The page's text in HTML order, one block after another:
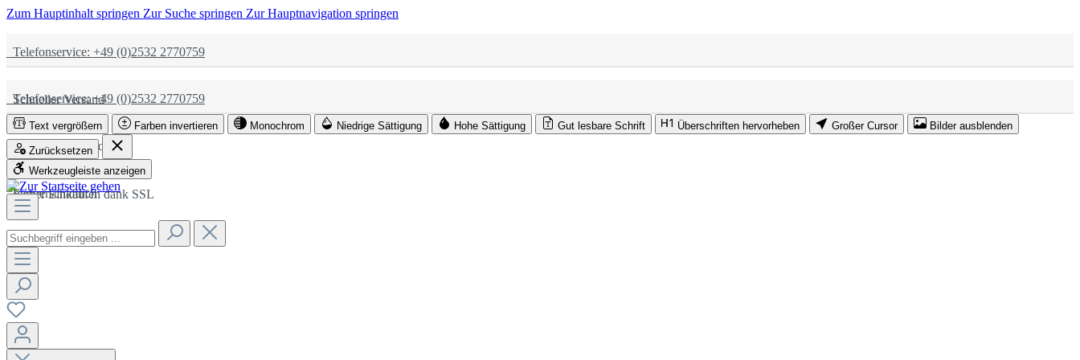
Zum Hauptinhalt springen Zur Suche springen Zur Hauptnavigation springen
Telefonservice: +49 (0)2532 2770759
Schneller Versand
Partnerschaftlich
Sicher Einkaufen dank SSL
Telefonservice: +49 (0)2532 2770759
Schneller Versand
Partnerschaftlich
Sicher Einkaufen dank SSL
Text vergrößern Farben invertieren Monochrom Niedrige Sättigung Hohe Sättigung Gut lesbare Schrift Überschriften hervorheben Großer Cursor Bilder ausblenden
Zurücksetzen
Werkzeugleiste anzeigen